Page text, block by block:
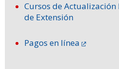
Cursos de Actualización
de Extensión
Pagos en línea